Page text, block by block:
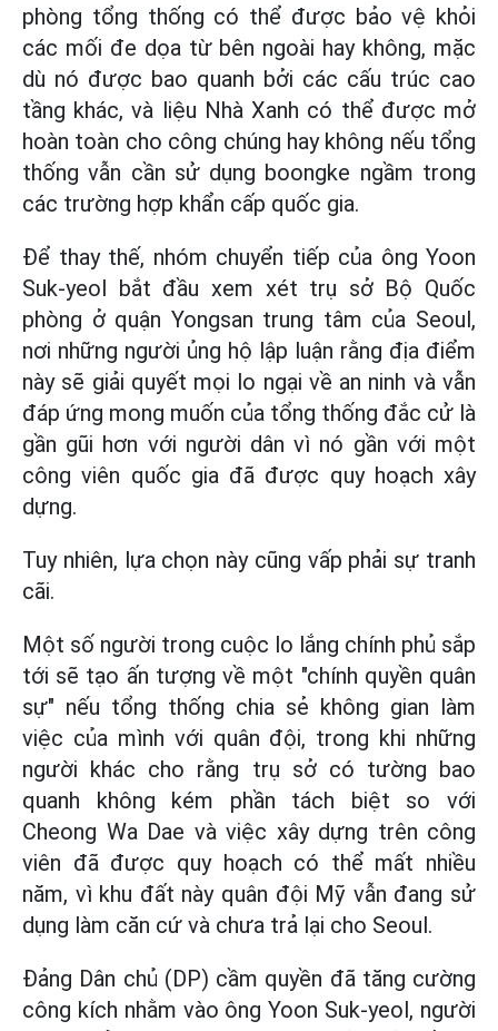
phòng tổng thống có thể được bảo vệ khỏi
các mối đe dọa từ bên ngoài hay không, mặc
dù nó được bao quanh bởi các cấu trúc cao
tầng khác, và liệu Nhà Xanh có thể được mở
hoàn toàn cho công chúng hay không nếu tổng
thống vẫn cần sử dụng boongke ngầm trong
các trường hợp khẩn cấp quốc gia.
Để thay thế, nhóm chuyển tiếp của ông Yoon
Suk-yeol bắt đầu xem xét trụ sở Bộ Quốc
phòng ở quận Yongsan trung tâm của Seoul,
nơi những người ủng hộ lập luận rằng địa điểm
này sẽ giải quyết mọi lo ngại về an ninh và vẫn
đáp ứng mong muốn của tổng thống đắc cử là
gần gũi hơn với người dân vì nó gần với một
công viên quốc gia đã được quy hoạch xây
dựng.
Tuy nhiên, lựa chọn này cũng vấp phải sự tranh
cãi.
Một số người trong cuộc lo lắng chính phủ sắp
tới sẽ tạo ấn tượng về một "chính quyền quân
sự" nếu tổng thống chia sẻ không gian làm
việc của mình với quân đội, trong khi những
người khác cho rằng trụ sở có tường bao
quanh không kém phần tách biệt so với
Cheong Wa Dae và việc xây dựng trên công
viên đã được quy hoạch có thể mất nhiều
năm, vì khu đất này quân đội Mỹ vẫn đang sử
dụng làm căn cứ và chưa trả lại cho Seoul.
Đảng Dân chủ (DP) cầm quyền đã tăng cường
công kích nhằm vào ông Yoon Suk-yeol, người